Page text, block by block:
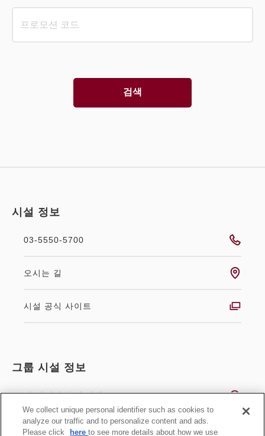
검색
시설 정보
03-5550-5700
오시는 길
시설 공식 사이트
그룹 시설 정보
전 시설의 공실 검색
시설 목록
We collect unique personal identifier such as cookies to
analyze our traffic and to personalize content and ads.
Please click
hereto see more details about how we use